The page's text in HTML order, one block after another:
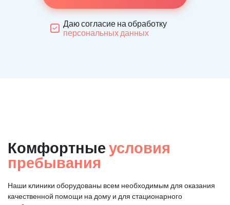
Даю согласие на обработку
персональных данных
Комфортные условия
пребывания
Наши клиники оборудованы всем необходимым для оказания
качественной помощи на дому и для стационарного